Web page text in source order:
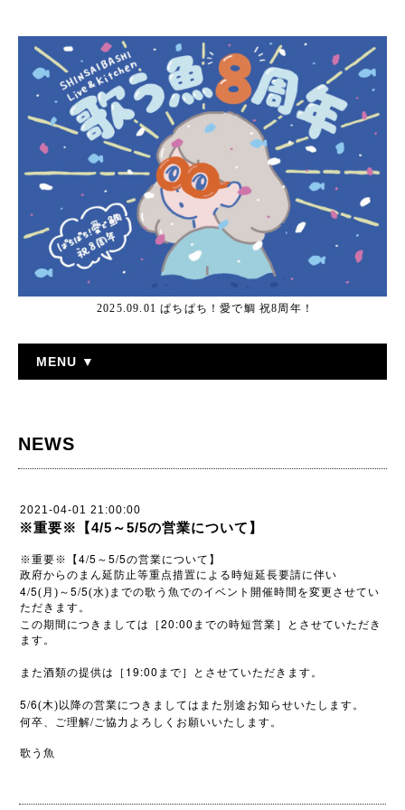
2025.09.01 ぱちぱち！愛で鯛 祝8周年！
MENU ▼
NEWS
2021-04-01 21:00:00
※重要※【4/5～5/5の営業について】
※重要※【 4/5 ～ 5/5の営業について】
政府からのまん延防止等重点措置による時短延長要請に伴い
4/5(月)～ 5/5(水)までの歌う魚でのイベント開催時間を変更させてい
ただきます。
この期間につきましては［ 20:00 までの時短営業］とさせていただき
ます。
また酒類の提供は［ 19:00 まで］とさせていただきます。
5/6(木)以降の営業につきましてはまた別途お知らせいたします。
何卒、ご理解/ご協力よろしくお願いいたします。
歌う魚